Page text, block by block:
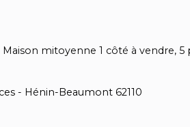
Maison mitoyenne 1 côté à vendre,